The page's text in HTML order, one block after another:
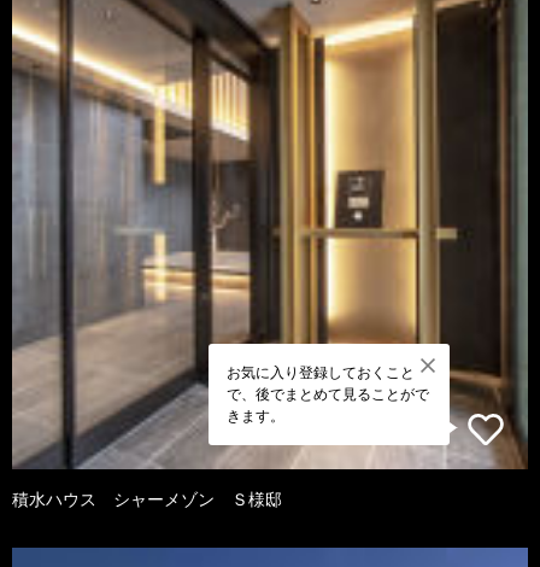
お気に入り登録しておくこと
で、後でまとめて見ることがで
きます。
積水ハウス シャーメゾン Ｓ様邸